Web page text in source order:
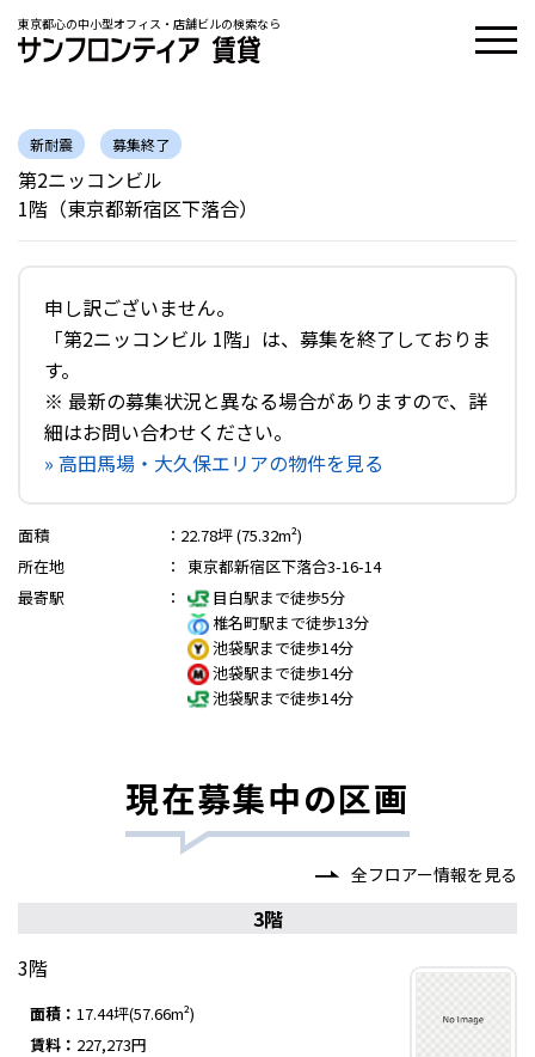
東京都心の中小型オフィス・店舗ビルの検索なら
新耐震 募集終了
第2ニッコンビル
1階（東京都新宿区下落合）
申し訳ございません。
「第2ニッコンビル 1階」は、募集を終了しておりま
す。
※ 最新の募集状況と異なる場合がありますので、詳
細はお問い合わせください。
» 高田馬場・大久保エリアの物件を見る
面積 ： 22.78坪 (75.32m²)
所在地
：
東京都新宿区下落合3-16-14
最寄駅
：
目白駅まで徒歩5分
椎名町駅まで徒歩13分
池袋駅まで徒歩14分
池袋駅まで徒歩14分
池袋駅まで徒歩14分
現在募集中の区画
全フロアー情報を見る
3階
3階
面積： 17.44坪(57.66m²)
賃料： 227,273円